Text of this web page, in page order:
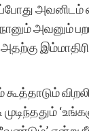
அவனிடம்
அவனும்
அதற்கு
கூத்தாடும்